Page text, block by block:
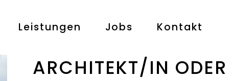
Leistungen Jobs Kontakt
ARCHITEKT/IN ODER